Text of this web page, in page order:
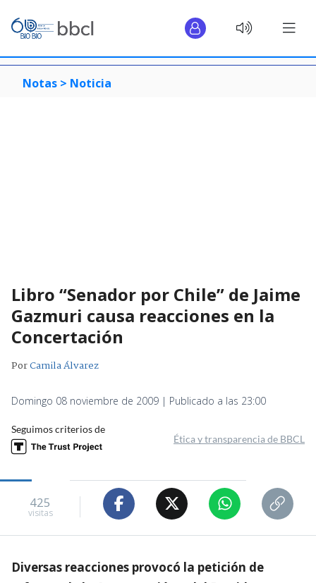
Notas > Noticia
Libro “Senador por Chile” de Jaime
Gazmuri causa reacciones en la
Concertación
PorCamila Álvarez
Domingo 08 noviembre de 2009 | Publicado a las 23:00
Seguimos criterios de
Ética y transparencia de BBCL
425
visitas
Diversas reacciones provocó la petición de